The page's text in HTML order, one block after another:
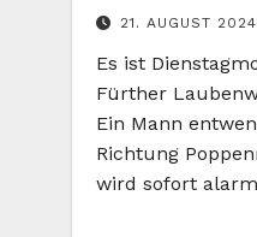
21. AUGUST 2024
Es ist
Fürther
Ein Mann
Richtung
wird sofort